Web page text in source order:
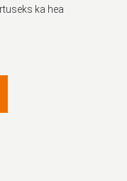
ka hea